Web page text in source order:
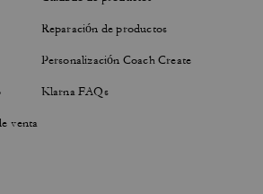
venta
Reparación de productos
Personalización Coach Create
Klarna FAQs